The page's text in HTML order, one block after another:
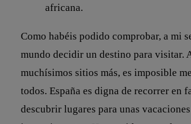
africana.
Como habéis podido comprobar, a mi
mundo decidir un destino para visitar.
muchísimos sitios más, es imposible
todos. España es digna de recorrer en
descubrir lugares para unas